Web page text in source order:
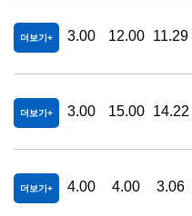
더보기 3.00 12.00 11.29
더보기 3.00 15.00 14.22
더보기 4.00 4.00 3.06